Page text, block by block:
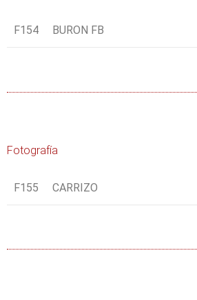
F154 BURON FB
Fotografía
F155 CARRIZO